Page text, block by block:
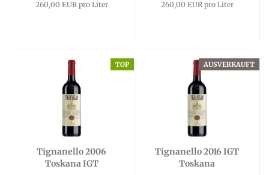
260,00 EUR pro Liter 260,00 EUR pro Liter
TOP
Tignanello 2006
Toskana IGT
AUSVERKAUFT
Tignanello 2016 IGT
Toskana